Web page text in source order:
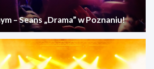
– Seans „Drama” w Poznaniu!